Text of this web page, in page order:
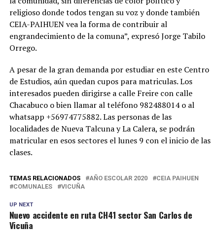
religioso donde todos tengan su voz y donde también
CEIA-PAIHUEN vea la forma de contribuir al
engrandecimiento de la comuna”, expresó Jorge Tabilo
Orrego.
A pesar de la gran demanda por estudiar en este Centro
de Estudios, aún quedan cupos para matriculas. Los
interesados pueden dirigirse a calle Freire con calle
Chacabuco o bien llamar al teléfono 982488014 o al
whatsapp +56974775882. Las personas de las
localidades de Nueva Talcuna y La Calera, se podrán
matricular en esos sectores el lunes 9 con el inicio de las
clases.
TEMAS RELACIONADOS AÑO ESCOLAR 2020
CEIA PAIHUEN
COMUNALES
VICUÑA
UP NEXT
Nuevo accidente en ruta CH41 sector San Carlos de
Vicuña